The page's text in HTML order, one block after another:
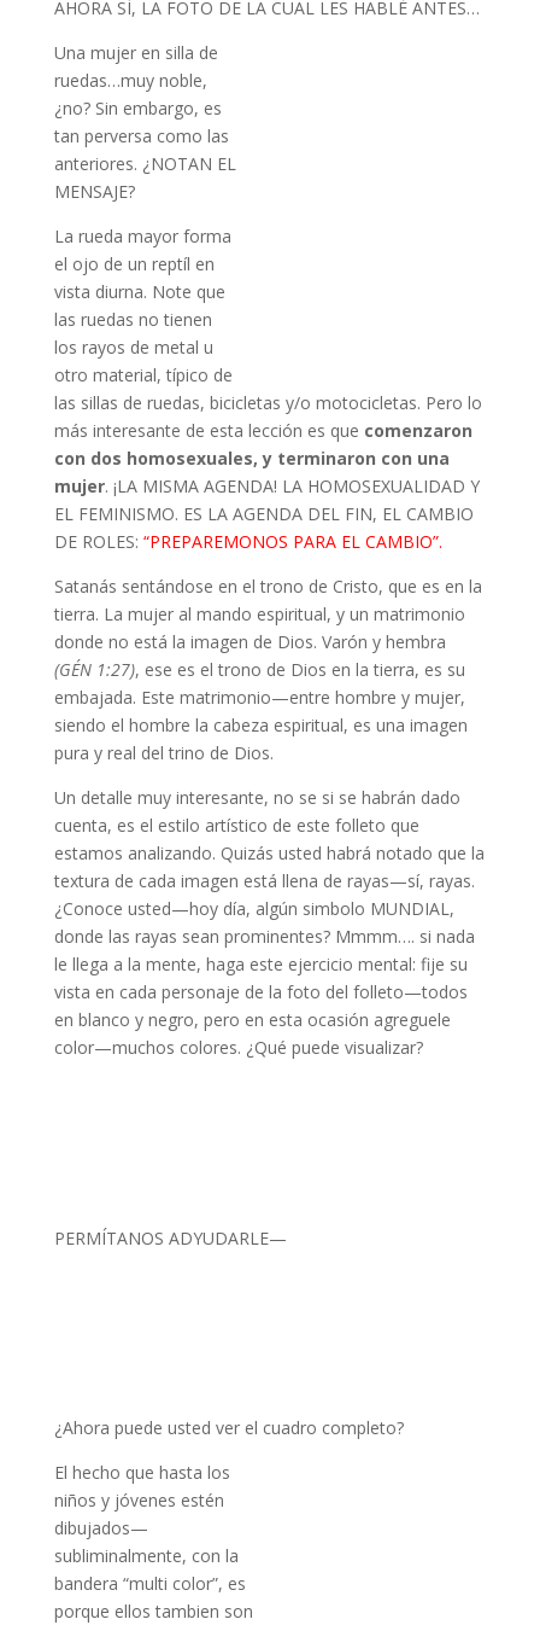
AHORA SÍ, LA FOTO DE LA CUAL LES HABLÉ ANTES…
Una mujer en silla de
ruedas…muy noble,
¿no? Sin embargo, es
tan perversa como las
anteriores. ¿NOTAN EL
MENSAJE?
La rueda mayor forma
el ojo de un reptíl en
vista diurna. Note que
las ruedas no tienen
los rayos de metal u
otro material, típico de
las sillas de ruedas, bicicletas y/o motocicletas. Pero lo
más interesante de esta lección es que comenzaron
con dos homosexuales, y terminaron con una
mujer. ¡LA MISMA AGENDA! LA HOMOSEXUALIDAD Y
EL FEMINISMO. ES LA AGENDA DEL FIN, EL CAMBIO
DE ROLES: “PREPAREMONOS PARA EL CAMBIO”.
Satanás sentándose en el trono de Cristo, que es en la
tierra. La mujer al mando espiritual, y un matrimonio
donde no está la imagen de Dios. Varón y hembra
(GÉN 1:27), ese es el trono de Dios en la tierra, es su
embajada. Este matrimonio—entre hombre y mujer,
siendo el hombre la cabeza espiritual, es una imagen
pura y real del trino de Dios.
Un detalle muy interesante, no se si se habrán dado
cuenta, es el estilo artístico de este folleto que
estamos analizando. Quizás usted habrá notado que la
textura de cada imagen está llena de rayas—sí, rayas.
¿Conoce usted—hoy día, algún simbolo MUNDIAL,
donde las rayas sean prominentes? Mmmm…. si nada
le llega a la mente, haga este ejercicio mental: fije su
vista en cada personaje de la foto del folleto—todos
en blanco y negro, pero en esta ocasión agreguele
color—muchos colores. ¿Qué puede visualizar?
PERMÍTANOS ADYUDARLE—
¿Ahora puede usted ver el cuadro completo?
El hecho que hasta los
niños y jóvenes estén
dibujados—
subliminalmente, con la
bandera “multi color”, es
porque ellos tambien son